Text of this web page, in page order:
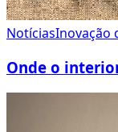
NotíciasInovação
Onde o